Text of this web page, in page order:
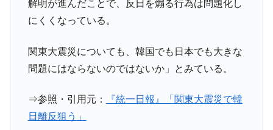
える賞金とは？
Fact1 平成仮面ライダーの意外すぎるモチーフとは？
なスーパーリーグとは？
日本人マスターズ挑戦の歴史。松山以前に最高位
Fact1
甲子園通算本塁打、最多の清原に次いで多く打っ
ている意外な選手とは？
解明が進んだことで、反日を煽る行為は問題化し
にくくなっている。
関東大震災についても、韓国でも日本でも大きな
問題にはならないのではないか」とみている。
⇒参照・引用元：
『統一日報』「関東大震災で韓
日離反狙う」